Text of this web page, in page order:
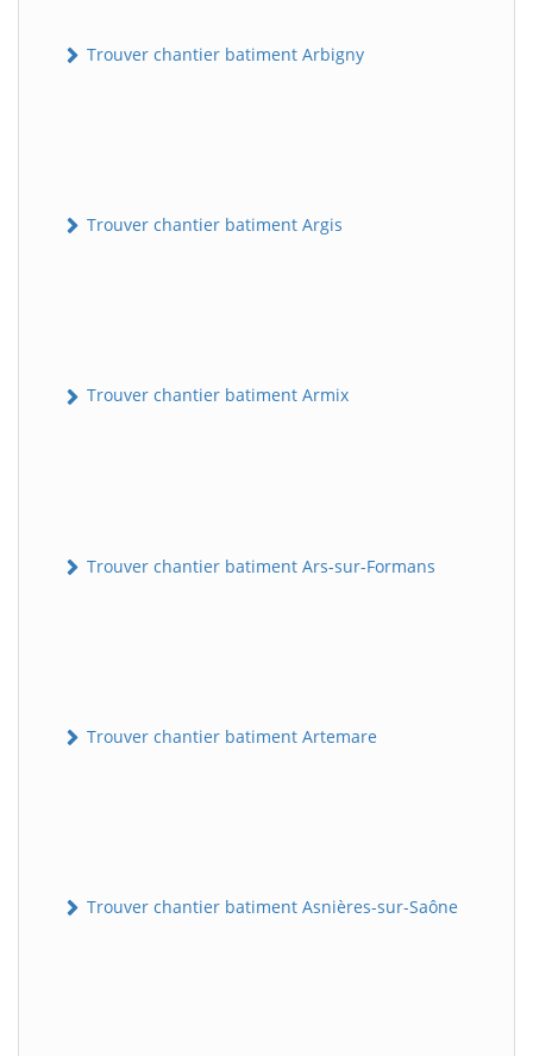
Trouver chantier batiment Arbigny
Trouver chantier batiment Argis
Trouver chantier batiment Armix
Trouver chantier batiment Ars-sur-Formans
Trouver chantier batiment Artemare
Trouver chantier batiment Asnières-sur-Saône